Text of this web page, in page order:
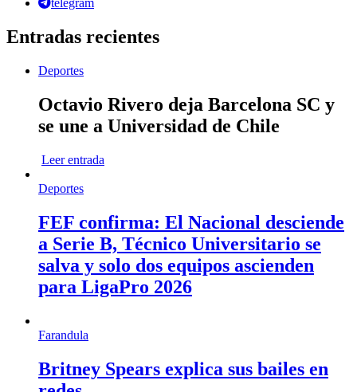
telegram
Entradas recientes
Deportes
Octavio Rivero deja Barcelona SC y
se une a Universidad de Chile
Leer entrada
Deportes
FEF confirma: El Nacional desciende
a Serie B, Técnico Universitario se
salva y solo dos equipos ascienden
para LigaPro 2026
Farandula
Britney Spears explica sus bailes en